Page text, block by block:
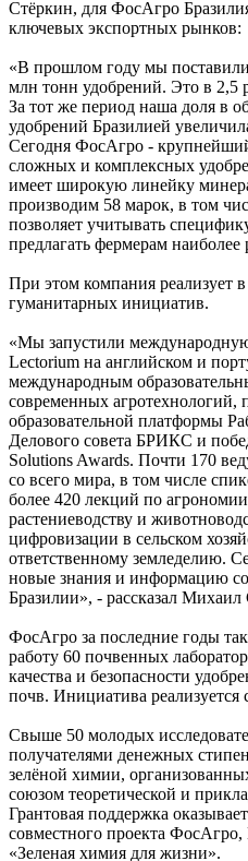
Стёркин, для ФосАгро
ключевых экспортных рынков:
«В прошлом году мы
млн тонн удобрений. Это в 2,5
За тот же период наша доля в
удобрений Бразилией
Сегодня ФосАгро -
сложных и комплексных
имеет широкую линейку
производим 58 марок, в том
позволяет учитывать
предлагать фермерам
При этом компания реализует
гуманитарных инициатив.
«Мы запустили
Lectorium на английском и
международным
современных агротехнологий,
образовательной платформы
Делового совета БРИКС и
Solutions Awards. Почти 170
со всего мира, в том числе
более 420 лекций по
растениеводству и
цифровизации в сельском
ответственному земледелию.
новые знания и информацию
Бразилии», - рассказал Михаил
ФосАгро за последние годы
работу 60 почвенных
качества и безопасности
почв. Инициатива
Свыше 50 молодых
получателями денежных
зелёной химии,
союзом теоретической и
Грантовая поддержка
совместного проекта
«Зеленая химия для жизни».